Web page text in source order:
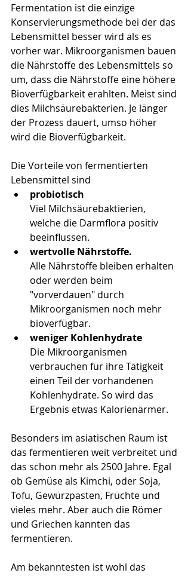
Fermentation ist die einzige
Konservierungsmethode bei der das
Lebensmittel besser wird als es
vorher war. Mikroorganismen bauen
die Nährstoffe des Lebensmittels so
um, dass die Nährstoffe eine höhere
Bioverfügbarkeit erahlten. Meist sind
dies Milchsäurebakterien. Je länger
der Prozess dauert, umso höher
wird die Bioverfügbarkeit.
Die Vorteile von fermentierten
Lebensmittel sind
probiotisch
Viel Milchsäurebaktierien,
welche die Darmflora positiv
beeinflussen.
wertvolle Nährstoffe.
Alle Nährstoffe bleiben erhalten
oder werden beim
"vorverdauen" durch
Mikroorganismen noch mehr
bioverfügbar.
weniger Kohlenhydrate
Die Mikroorganismen
verbrauchen für ihre Tätigkeit
einen Teil der vorhandenen
Kohlenhydrate. So wird das
Ergebnis etwas Kalorienärmer.
Besonders im asiatischen Raum ist
das fermentieren weit verbreitet und
das schon mehr als 2500 Jahre. Egal
ob Gemüse als Kimchi, oder Soja,
Tofu, Gewürzpasten, Früchte und
vieles mehr. Aber auch die Römer
und Griechen kannten das
fermentieren.
Am bekanntesten ist wohl das